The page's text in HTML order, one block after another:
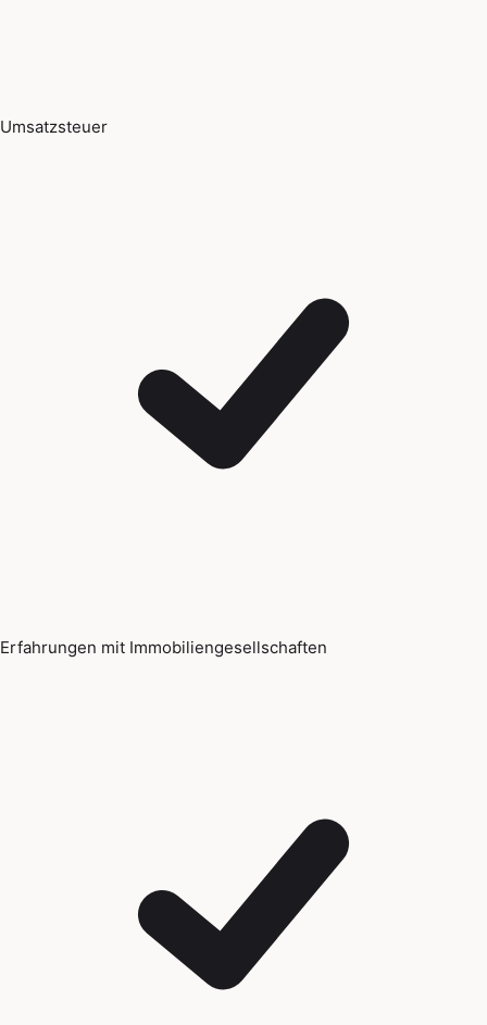
Umsatzsteuer
Erfahrungen mit Immobiliengesellschaften